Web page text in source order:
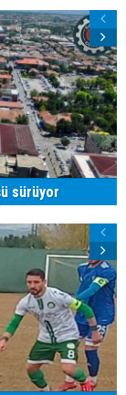
sürüyor